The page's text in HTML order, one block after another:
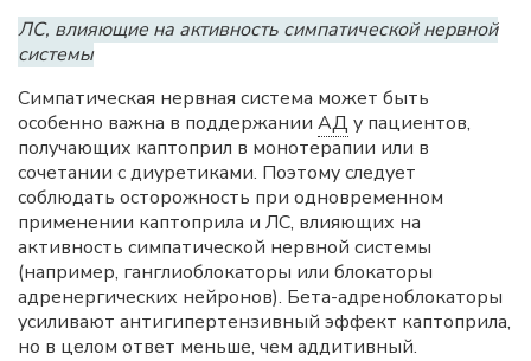
ЛС, влияющие на активность симпатической нервной
системы
Симпатическая нервная система может быть
особенно важна в поддержании АД у пациентов,
получающих каптоприл в монотерапии или в
сочетании с диуретиками. Поэтому следует
соблюдать осторожность при одновременном
применении каптоприла и ЛС, влияющих на
активность симпатической нервной системы
(например, ганглиоблокаторы или блокаторы
адренергических нейронов). Бета-адреноблокаторы
усиливают антигипертензивный эффект каптоприла,
но в целом ответ меньше, чем аддитивный.